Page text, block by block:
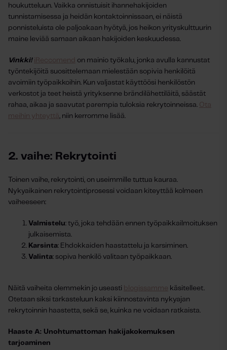
houkutteluun. Vaikka onnistuisit ihannehakijoiden
tunnistamisessa ja heidän kontaktoinnissaan, ei näistä
ponnisteluista ole paljoakaan hyötyä, jos heikon yrityskulttuurin
maine leviää samaan aikaan hakijoiden keskuudessa.
Vinkki! iReccomend
on mainio työkalu, jonka avulla kannustat
työntekijöitä suosittelemaan mielestään sopivia henkilöitä
avoimiin työpaikkoihin. Kun valjastat käyttöösi henkilöstön
verkostot ja teet heistä yrityksenne brändilähettiläitä, säästät
rahaa, aikaa ja saavutat parempia tuloksia rekrytoinneissa. Ota
meihin yhteyttä , niin kerromme lisää.
2. vaihe: Rekrytointi
Toinen vaihe, rekrytointi, on useimmille tuttua kauraa.
Nykyaikainen rekrytointiprosessi voidaan kiteyttää kolmeen
vaiheeseen:
Valmistelu: työ, joka tehdään ennen työpaikkailmoituksen
julkaisemista.
Karsinta: Ehdokkaiden haastattelu ja karsiminen.
Valinta: sopiva henkilö valitaan työpaikkaan.
Näitä vaiheita olemmekin jo useasti blogissamme käsitelleet.
Otetaan siksi tarkasteluun kaksi kiinnostavinta nykyajan
rekrytoinnin haastetta, sekä se, kuinka ne voidaan ratkaista.
Haaste A: Unohtumattoman hakijakokemuksen
tarjoaminen